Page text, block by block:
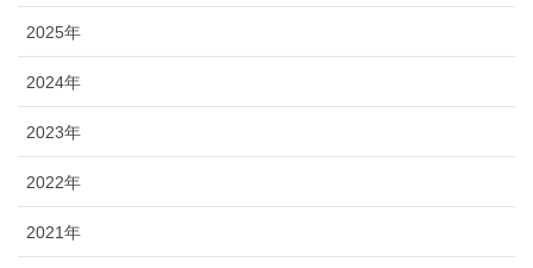
2025年
2024年
2023年
2022年
2021年